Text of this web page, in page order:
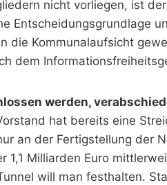
nicht vorliegen, ist
Entscheidungsgrundlage
die Kommunalaufsicht
dem
werden,
hat bereits eine
an der Fertigstellung der
1,1 Milliarden Euro
will man festhalten.